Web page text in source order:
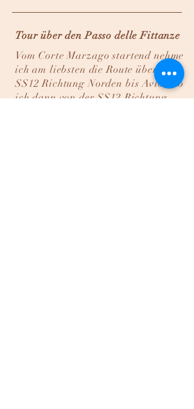
Tour über den Passo delle Fittanze
Vom Corte Marzago startend nehme
ich am liebsten die Route über die
SS12 Richtung Norden bis Avio, wo
ich dann von der SS12 Richtung